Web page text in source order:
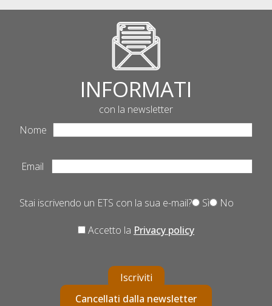
INFORMATI
con la newsletter
Nome
Email
Stai iscrivendo un ETS con la sua e-mail? Sì No
Accetto la Privacy policy
Iscriviti
Cancellati dalla newsletter